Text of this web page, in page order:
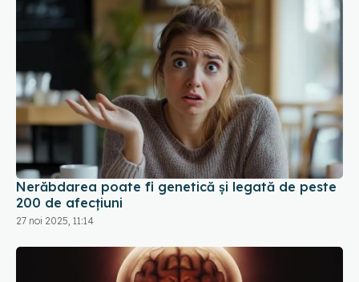
Nerăbdarea poate fi genetică și legată de peste
200 de afecțiuni
27 noi 2025, 11:14